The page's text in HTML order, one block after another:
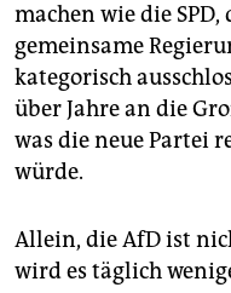
machen wie die
gemeinsame
kategorisch
über Jahre an die
was die neue Partei
würde.
Allein, die AfD ist
wird es täglich